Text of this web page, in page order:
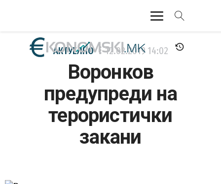
АКТУЕЛНО
ЕКОНОМИЈА
ФИНАНСИИ
БАНКАРСТВО
АКТУЕЛНО 12.02.2019 14:02
Воронков
предупреди на
терористички
закани